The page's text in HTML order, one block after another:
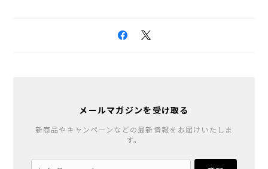
メールマガジンを受け取る
新商品やキャンペーンなどの最新情報をお届けいたしま
す。